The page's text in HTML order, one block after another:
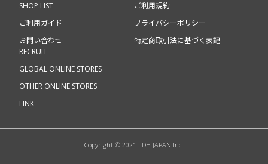
■発売元
■販売元
東宝
員会
SHOP LIST
ご利用ガイド
お問い合わせ
ご利用規約
プライバシーポリシー
特定商取引法に基づく表記
RECRUIT
GLOBAL ONLINE STORES
OTHER ONLINE STORES
LINK
Copyright © 2021 LDH JAPAN Inc.